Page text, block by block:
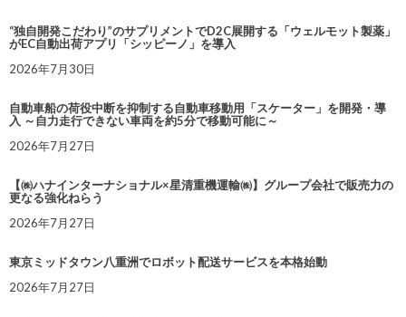
“独自開発こだわり”のサプリメントでD2C展開する「ウェルモット製薬」
がEC自動出荷アプリ「シッピーノ」を導入
2026年7月30日
自動車船の荷役中断を抑制する自動車移動用「スケーター」を開発・導
入 ～自力走行できない車両を約5分で移動可能に～
2026年7月27日
【㈱ハナインターナショナル×星清重機運輸㈱】グループ会社で販売力の
更なる強化ねらう
2026年7月27日
東京ミッドタウン八重洲でロボット配送サービスを本格始動
2026年7月27日